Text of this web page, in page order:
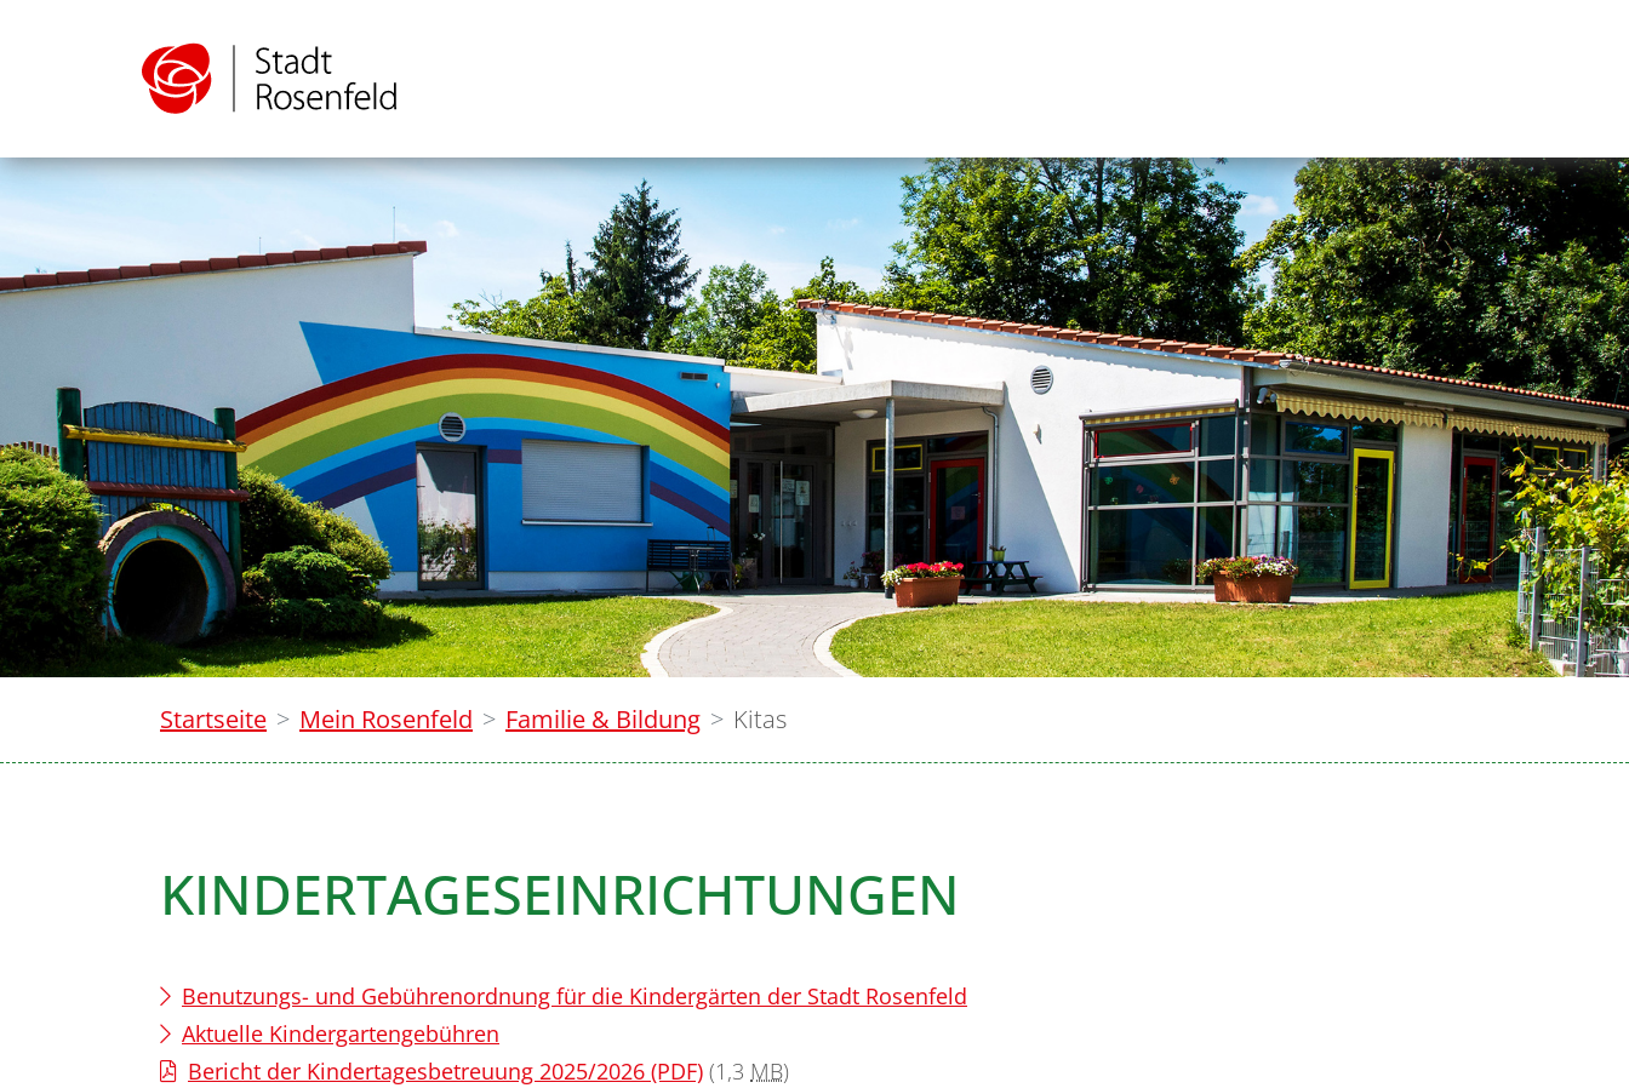
Startseite Mein Rosenfeld Familie & Bildung Kitas
KINDERTAGESEINRICHTUNGEN
Benutzungs- und Gebührenordnung für die Kindergärten der Stadt Rosenfeld
Aktuelle Kindergartengebühren
Bericht der Kindertagesbetreuung 2025/2026 (PDF) (1,3 MB)